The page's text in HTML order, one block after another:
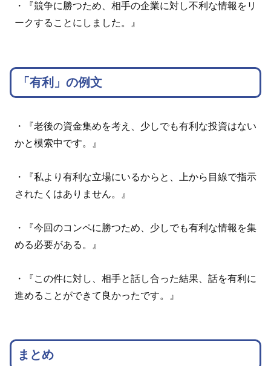
・『競争に勝つため、相手の企業に対し不利な情報をリ
ークすることにしました。』
「有利」の例文
・『老後の資金集めを考え、少しでも有利な投資はない
かと模索中です。』
・『私より有利な立場にいるからと、上から目線で指示
されたくはありません。』
・『今回のコンペに勝つため、少しでも有利な情報を集
める必要がある。』
・『この件に対し、相手と話し合った結果、話を有利に
進めることができて良かったです。』
まとめ